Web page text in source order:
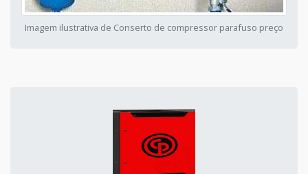
Imagem ilustrativa de Conserto de compressor parafuso preço